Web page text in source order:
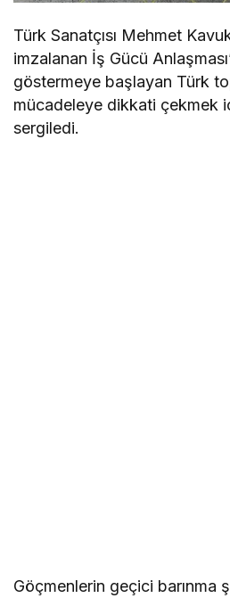
Türk Sanatçısı Mehmet
imzalanan İş Gücü
göstermeye başlayan Türk
mücadeleye dikkati çekmek
sergiledi.
Göçmenlerin geçici barınma